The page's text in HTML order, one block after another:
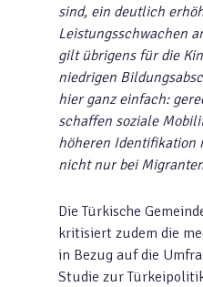
sind, ein deutlich
Leistungsschwachen
gilt übrigens für die
niedrigen
hier ganz einfach:
schaffen soziale
höheren Identifikation
nicht nur bei
Die Türkische
kritisiert zudem die
in Bezug auf die
Studie zur